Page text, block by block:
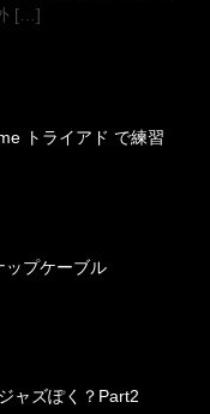
[…]
トライアド で練習
ップケーブル
ャズぽく？Part2